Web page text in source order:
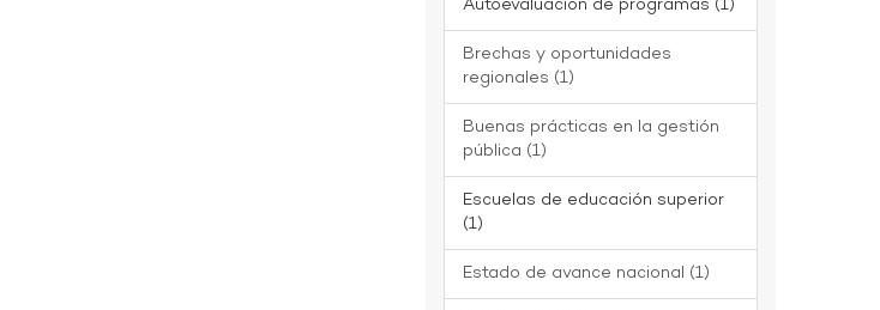
Autoevaluación de programas (1)
Brechas y oportunidades
regionales (1)
Buenas prácticas en la gestión
pública (1)
Escuelas de educación superior
(1)
Estado de avance nacional (1)